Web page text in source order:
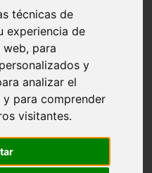
técnicas de
experiencia de
web, para
y
analizar el
para comprender
visitantes.